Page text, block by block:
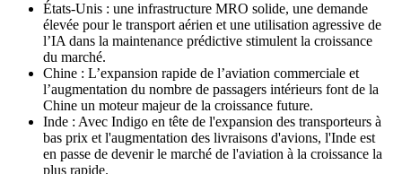
États-Unis : une infrastructure MRO solide, une demande
élevée pour le transport aérien et une utilisation agressive de
l’IA dans la maintenance prédictive stimulent la croissance
du marché.
Chine : L’expansion rapide de l’aviation commerciale et
l’augmentation du nombre de passagers intérieurs font de la
Chine un moteur majeur de la croissance future.
Inde : Avec Indigo en tête de l'expansion des transporteurs à
bas prix et l'augmentation des livraisons d'avions, l'Inde est
en passe de devenir le marché de l'aviation à la croissance la
plus rapide.